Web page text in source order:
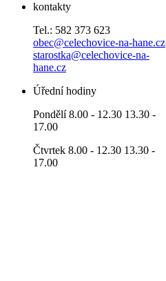
kontakty
Tel.: 582 373 623
obec@celechovice-na-hane.cz
starostka@celechovice-na-
hane.cz
Úřední hodiny
Pondělí 8.00 - 12.30 13.30 -
17.00
Čtvrtek 8.00 - 12.30 13.30 -
17.00